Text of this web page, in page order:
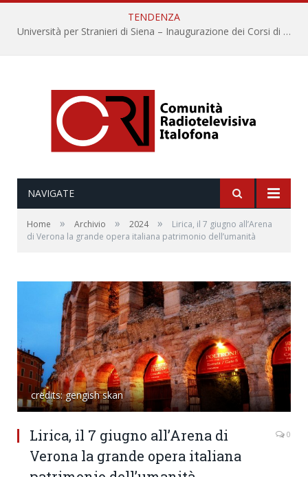
TENDENZA
Università per Stranieri di Siena – Inaugurazione dei Corsi di Lingua e Cultura Italiana, 109a annata
NAVIGATE
Home » Archivio » 2024 »
Lirica, il 7 giugno all’Arena
di Verona la grande opera italiana patrimonio dell’umanità
credits: gengish skan
Lirica, il 7 giugno all’Arena di
Verona la grande opera italiana
0